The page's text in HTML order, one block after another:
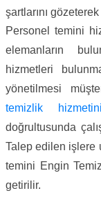
şartlarını
Personel temini
elemanların
hizmetleri
yönetilmesi
temizlik
doğrultusunda
Talep edilen işlere
temini Engin
getirilir.